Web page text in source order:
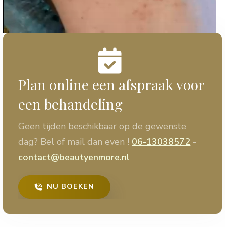
Plan online een afspraak voor
een behandeling
Geen tijden beschikbaar op de gewenste
dag? Bel of mail dan even ! 06-13038572 -
contact@beautyenmore.nl
NU BOEKEN